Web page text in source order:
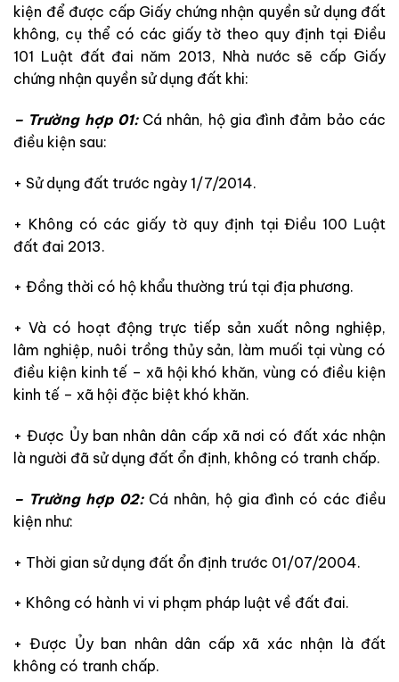
kiện để được cấp Giấy chứng nhận quyền sử dụng đất
không, cụ thể có các giấy tờ theo quy định tại Điều
101 Luật đất đai năm 2013, Nhà nước sẽ cấp Giấy
chứng nhận quyền sử dụng đất khi:
– Trường hợp 01:Cá nhân, hộ gia đình đảm bảo các
điều kiện sau:
+ Sử dụng đất trước ngày 1/7/2014.
+ Không có các giấy tờ quy định tại Điều 100 Luật
đất đai 2013.
+ Đồng thời có hộ khẩu thường trú tại địa phương.
+ Và có hoạt động trực tiếp sản xuất nông nghiệp,
lâm nghiệp, nuôi trồng thủy sản, làm muối tại vùng có
điều kiện kinh tế – xã hội khó khăn, vùng có điều kiện
kinh tế – xã hội đặc biệt khó khăn.
+ Được Ủy ban nhân dân cấp xã nơi có đất xác nhận
là người đã sử dụng đất ổn định, không có tranh chấp.
– Trường hợp 02:Cá nhân, hộ gia đình có các điều
kiện như:
+ Thời gian sử dụng đất ổn định trước 01/07/2004.
+ Không có hành vi vi phạm pháp luật về đất đai.
+ Được Ủy ban nhân dân cấp xã xác nhận là đất
không có tranh chấp.